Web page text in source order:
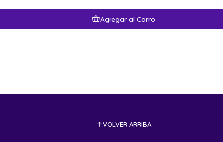
Agregar al Carro
VOLVER ARRIBA